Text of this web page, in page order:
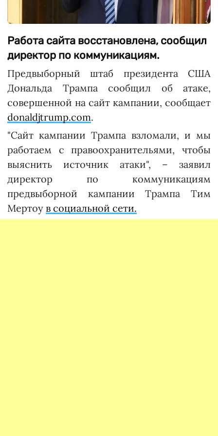
Работа сайта восстановлена, сообщил
директор по коммуникациям.
Предвыборный штаб президента США
Дональда Трампа сообщил об атаке,
совершенной на сайт кампании, сообщает
donaldjtrump.com.
"Сайт кампании Трампа взломали, и мы
работаем с правоохранительями, чтобы
выяснить источник атаки", – заявил
директор по коммуникациям
предвыборной кампании Трампа Тим
Мертоу в социальной сети.